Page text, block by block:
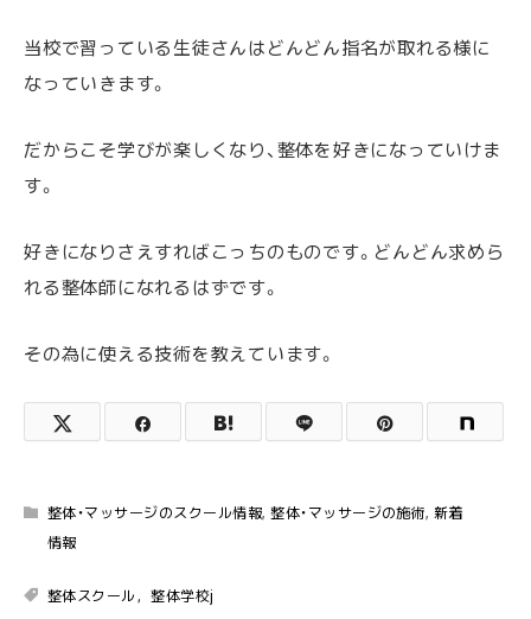
当校で習っている生徒さんはどんどん指名が取れる様に
なっていきます。
だからこそ学びが楽しくなり、整体を好きになっていけま
す。
好きになりさえすればこっちのものです。どんどん求めら
れる整体師になれるはずです。
その為に使える技術を教えています。
整体・マッサージのスクール情報,整体・マッサージの施術,新着
情報
整体スクール，整体学校j